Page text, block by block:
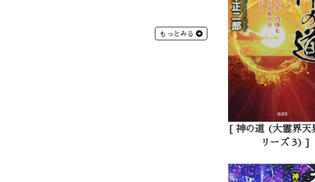
もっとみる
[ 神の道 (大霊界天
リーズ 3) ]